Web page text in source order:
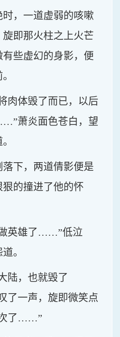
，一道虚弱的咳嗽
即那火柱之上火芒
些虚幻的身影，便
肉体毁了而已，以后
萧炎面色苍白，望
下，两道倩影便是
狠的撞进了他的怀
英雄了……”低泣
。
陆，也就毁了
一声，旋即微笑点
次了……”